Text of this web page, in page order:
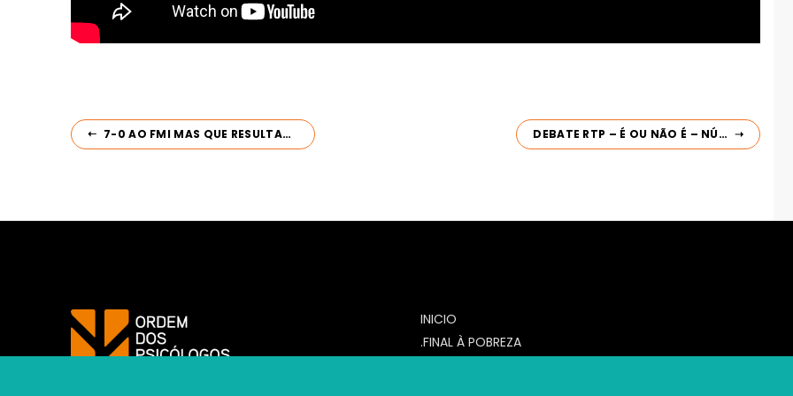
7-0 AO FMI MAS QUE RESULTADO NO COMBATE À POBREZA? DEBATE RTP – É OU NÃO É – NÚMERO DE POBRES AUMENTA EM PORTUGAL
INICIO
.FINAL À POBREZA